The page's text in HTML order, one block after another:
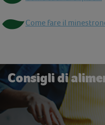
Come fare il
Consigli di